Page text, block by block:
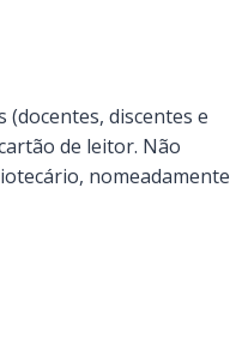
(docentes, discentes e
de leitor. Não
nomeadamente